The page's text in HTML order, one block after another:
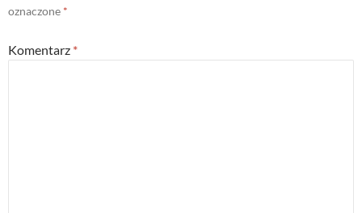
oznaczone *
Komentarz *